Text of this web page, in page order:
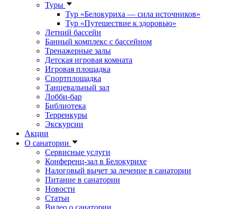
Туры
Тур «Белокуриха — сила источников»
Тур «Путешествие к здоровью»
Летний бассейн
Банный комплекс с бассейном
Тренажерные залы
Детская игровая комната
Игровая площадка
Спортплощадка
Танцевальный зал
Лобби-бар
Библиотека
Терренкуры
Экскурсии
Акции
О санатории
Сервисные услуги
Конференц-зал в Белокурихе
Налоговый вычет за лечение в санатории
Питание в санатории
Новости
Статьи
Видео о санатории